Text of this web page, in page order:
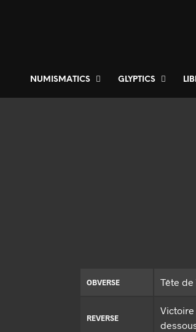
NUMISMATICS GLYPTICS
OBVERSE Tête de
REVERSE
Victoire